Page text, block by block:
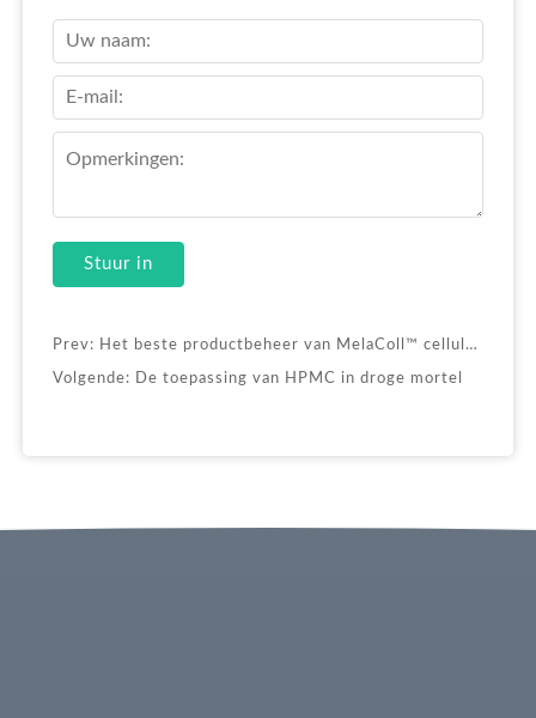
Stuur in
Prev: Het beste productbeheer van MelaColl™ cellulose-ethers
Volgende: De toepassing van HPMC in droge mortel